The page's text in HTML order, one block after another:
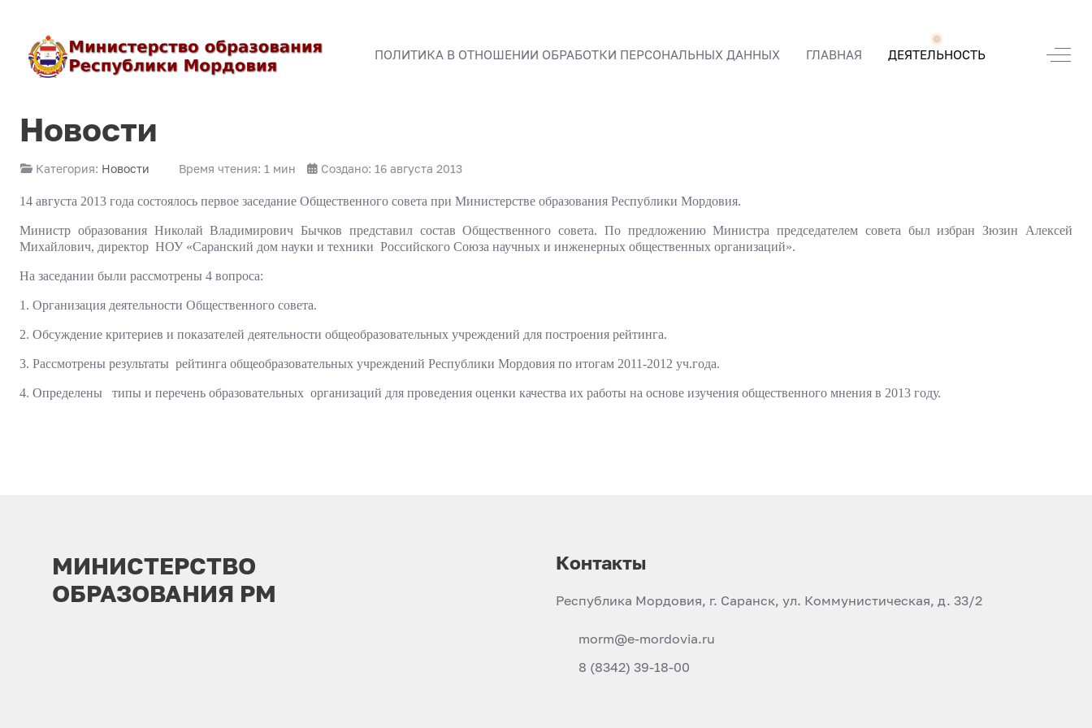
ПОЛИТИКА В ОТНОШЕНИИ ОБРАБОТКИ ПЕРСОНАЛЬНЫХ ДАННЫХ ГЛАВНАЯ ДЕЯТЕЛЬНОСТЬ Off-
Новости
Категория: Новости Время чтения: 1 мин Создано: 16 августа 2013
14 августа 2013 года состоялось первое заседание Общественного совета при Министерстве образования Республики Мордовия.
Министр образования Николай Владимирович Бычков представил состав Общественного совета. По предложению Министра председателем совета был избран Зюзин Алексей
Михайлович, директор НОУ «Саранский дом науки и техники Российского Союза научных и инженерных общественных организаций».
На заседании были рассмотрены 4 вопроса:
1. Организация деятельности Общественного совета.
2. Обсуждение критериев и показателей деятельности общеобразовательных учреждений для построения рейтинга.
3. Рассмотрены результаты рейтинга общеобразовательных учреждений Республики Мордовия по итогам 2011-2012 уч.года.
4. Определены типы и перечень образовательных организаций для проведения оценки качества их работы на основе изучения общественного мнения в 2013 году.
МИНИСТЕРСТВО
ОБРАЗОВАНИЯ РМ
Контакты
Республика Мордовия, г. Саранск, ул. Коммунистическая, д. 33/2
morm@e-mordovia.ru
8 (8342) 39-18-00